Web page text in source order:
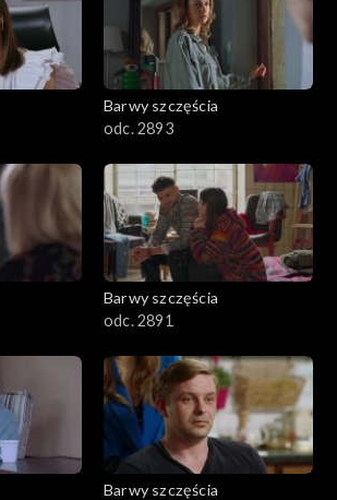
Barwy szczęścia
odc. 2893
Barwy szczęścia
odc. 2891
Barwy szczęścia